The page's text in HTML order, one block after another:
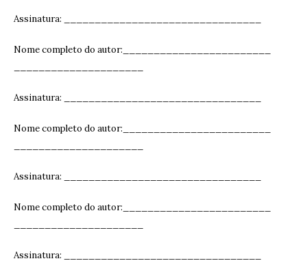
Assinatura: ______________________________
Nome completo do autor:________________________
Assinatura: ______________________________
Nome completo do autor:________________________
Assinatura: ______________________________
Nome completo do autor:________________________
Assinatura: ______________________________